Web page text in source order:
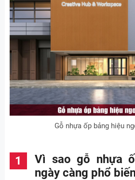
Gỗ nhựa ốp bảng hiệu
Vì sao gỗ nhựa
ngày càng phổ